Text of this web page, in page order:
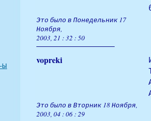
Это было в Понедельник 17
Ноября,
2003, 21 : 32 : 50
vopreki
Это было в Вторник 18 Ноября,
2003, 04 : 06 : 29